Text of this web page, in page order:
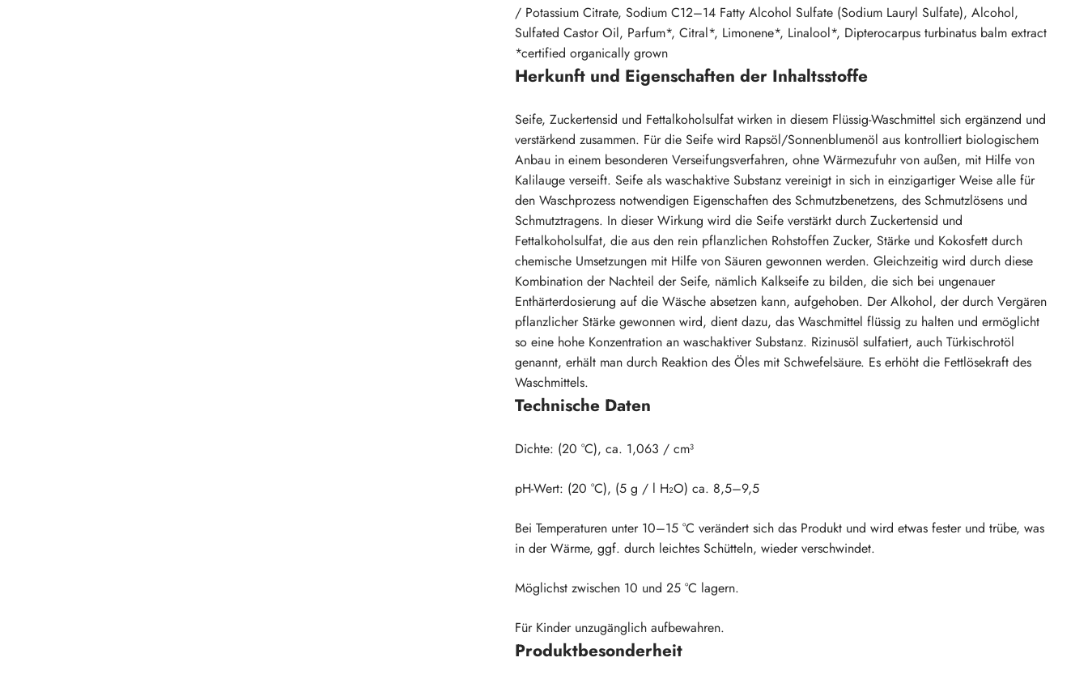
/ Potassium Citrate, Sodium C12–14 Fatty Alcohol Sulfate (Sodium Lauryl Sulfate), Alcohol,
Sulfated Castor Oil, Parfum*, Citral*, Limonene*, Linalool*, Dipterocarpus turbinatus balm extract
*certified organically grown
Herkunft und Eigenschaften der Inhaltsstoffe
Seife, Zuckertensid und Fettalkoholsulfat wirken in diesem Flüssig-Waschmittel sich ergänzend und
verstärkend zusammen. Für die Seife wird Rapsöl/Sonnenblumenöl aus kontrolliert biologischem
Anbau in einem besonderen Verseifungsverfahren, ohne Wärme­zufuhr von außen, mit Hilfe von
Kalilauge verseift. Seife als waschaktive Substanz vereinigt in sich in einzigartiger Weise alle für
den Waschprozess notwendigen Eigenschaften des Schmutzbenetzens, des Schmutzlösens und
Schmutztragens. In dieser Wirkung wird die Seife verstärkt durch Zuckertensid und
Fettalkoholsulfat, die aus den rein pflanzlichen Rohstoffen Zucker, Stärke und Kokosfett durch
chemische Umsetzungen mit Hilfe von Säuren gewonnen werden. Gleichzeitig wird durch diese
Kombination der Nachteil der Seife, nämlich Kalkseife zu bilden, die sich bei ungenauer
Enthärterdosierung auf die Wäsche absetzen kann, aufgehoben. Der Alkohol, der durch Vergären
pflanzlicher Stärke gewonnen wird, dient dazu, das Waschmittel flüssig zu halten und ermöglicht
so eine hohe Konzentration an waschaktiver Substanz. Rizinusöl sulfatiert, auch Türkischrotöl
genannt, erhält man durch Reaktion des Öles mit Schwefelsäure. Es erhöht die Fettlösekraft des
Waschmittels.
Technische Daten
Dichte: (20 °C), ca. 1,063 / cm³
pH-Wert: (20 °C), (5 g / l H₂O) ca. 8,5–9,5
Bei Temperaturen unter 10–15 °C verändert sich das Produkt und wird etwas fester und trübe, was
in der Wärme, ggf. durch leichtes Schütteln, wieder verschwindet.
Möglichst zwischen 10 und 25 °C lagern.
Für Kinder unzugänglich aufbewahren.
Produktbesonderheit